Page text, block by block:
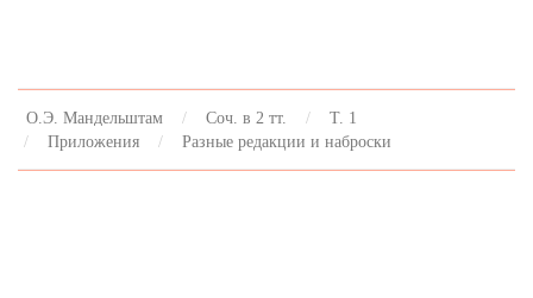
О.Э. Мандельштам Соч. в 2 тт.
Т. 1
Приложения
Разные редакции и наброски